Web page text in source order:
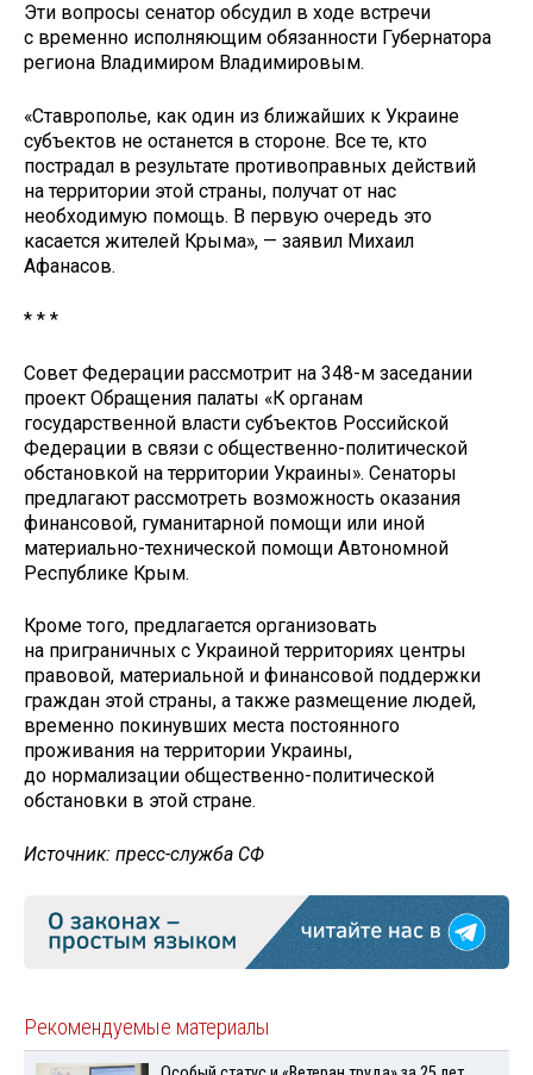
Эти вопросы сенатор обсудил в ходе встречи
с временно исполняющим обязанности Губернатора
региона Владимиром Владимировым.
«Ставрополье, как один из ближайших к Украине
субъектов не останется в стороне. Все те, кто
пострадал в результате противоправных действий
на территории этой страны, получат от нас
необходимую помощь. В первую очередь это
касается жителей Крыма», — заявил Михаил
Афанасов.
* * *
Совет Федерации рассмотрит на 348-м заседании
проект Обращения палаты «К органам
государственной власти субъектов Российской
Федерации в связи с общественно-политической
обстановкой на территории Украины». Сенаторы
предлагают рассмотреть возможность оказания
финансовой, гуманитарной помощи или иной
материально-технической помощи Автономной
Республике Крым.
Кроме того, предлагается организовать
на приграничных с Украиной территориях центры
правовой, материальной и финансовой поддержки
граждан этой страны, а также размещение людей,
временно покинувших места постоянного
проживания на территории Украины,
до нормализации общественно-политической
обстановки в этой стране.
Источник: пресс-служба СФ
Рекомендуемые материалы